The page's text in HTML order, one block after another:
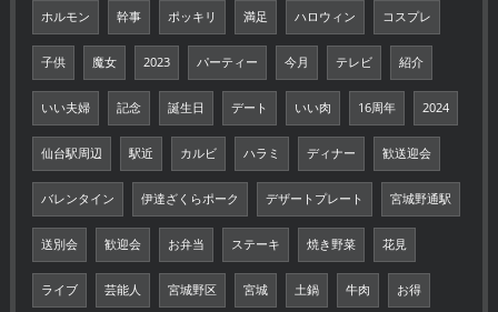
ホルモン 幹事 ポッキリ 満足 ハロウィン コスプレ
子供 魔女 2023 パーティー 今月 テレビ 紹介
いい夫婦 記念 誕生日 デート いい肉 16周年 2024
仙台駅周辺 駅近 カルビ ハラミ ディナー 歓送迎会
バレンタイン 伊達ざくらポーク デザートプレート 宮城野通駅
送別会 歓迎会 お弁当 ステーキ 焼き野菜 花見
ライブ 芸能人 宮城野区 宮城 土鍋 牛肉 お得